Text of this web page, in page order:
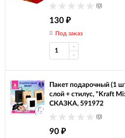
(0)
130 ₽
Под заказ
Пакет подарочный (1
слой + стилус, "Kraft
СКАЗКА, 591972
(0)
90 ₽